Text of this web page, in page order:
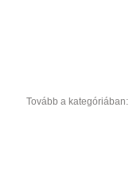
Tovább a kategóriában: